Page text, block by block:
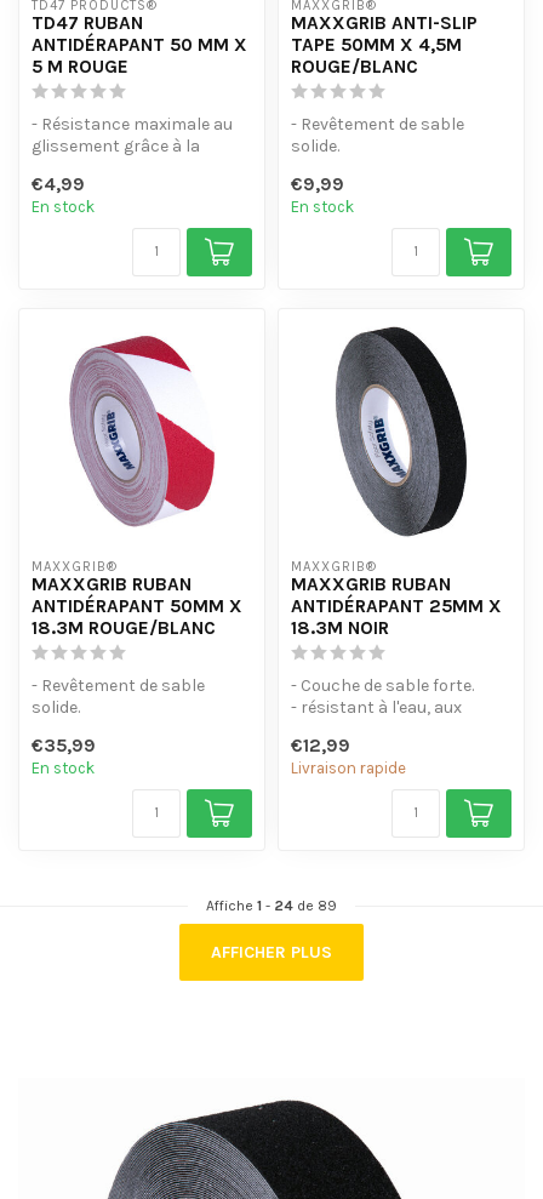
TD47 PRODUCTS®
TD47 RUBAN
ANTIDÉRAPANT 50 MM X
5 M ROUGE
- Résistance maximale au
glissement grâce à la
- Couche adhé...
€4,99
En stock
MAXXGRIB®
MAXXGRIB ANTI-SLIP
TAPE 50MM X 4,5M
ROUGE/BLANC
- Revêtement de sable
solide.
produits chimiques et à l'...
€9,99
En stock
MAXXGRIB®
MAXXGRIB RUBAN
ANTIDÉRAPANT 50MM X
18.3M ROUGE/BLANC
- Revêtement de sable
solide.
produits chimiques et à l'...
€35,99
En stock
MAXXGRIB®
MAXXGRIB RUBAN
ANTIDÉRAPANT 25MM X
18.3M NOIR
- Couche de sable forte.
- résistant à l'eau, aux
l'hui...
€12,99
Livraison rapide
Affiche 1 - 24 de 89
AFFICHER PLUS